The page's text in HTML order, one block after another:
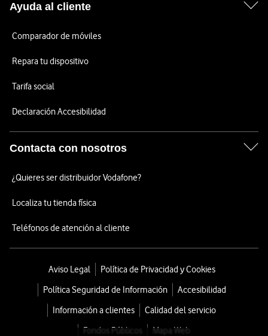
Ayuda al cliente
Comparador de móviles
Repara tu dispositivo
Tarifa social
Declaración Accesibilidad
Contacta con nosotros
¿Quieres ser distribuidor Vodafone?
Localiza tu tienda física
Teléfonos de atención al cliente
Aviso Legal
Política de Privacidad y Cookies
Política Seguridad de Información
Accesibilidad
Información a clientes
Calidad del servicio
Fondos Públicos
Mapa Web